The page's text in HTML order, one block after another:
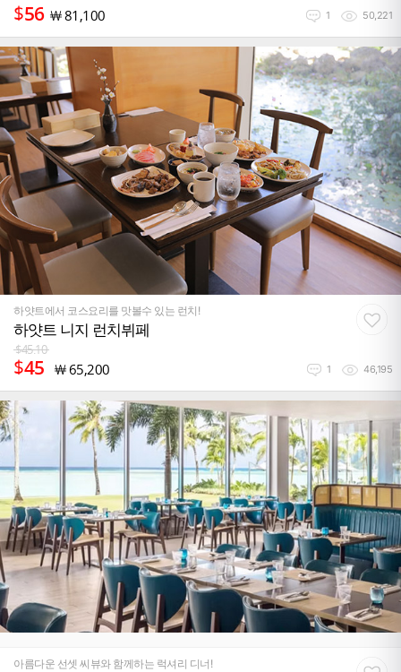
$56 ￦81,100 1 50,221
하얏트에서 코스요리를 맛볼수 있는 런치!
하얏트 니지 런치뷔페
$45.10
$45 ￦65,200 1 46,195
아름다운 선셋 씨뷰와 함께하는 럭셔리 디너!